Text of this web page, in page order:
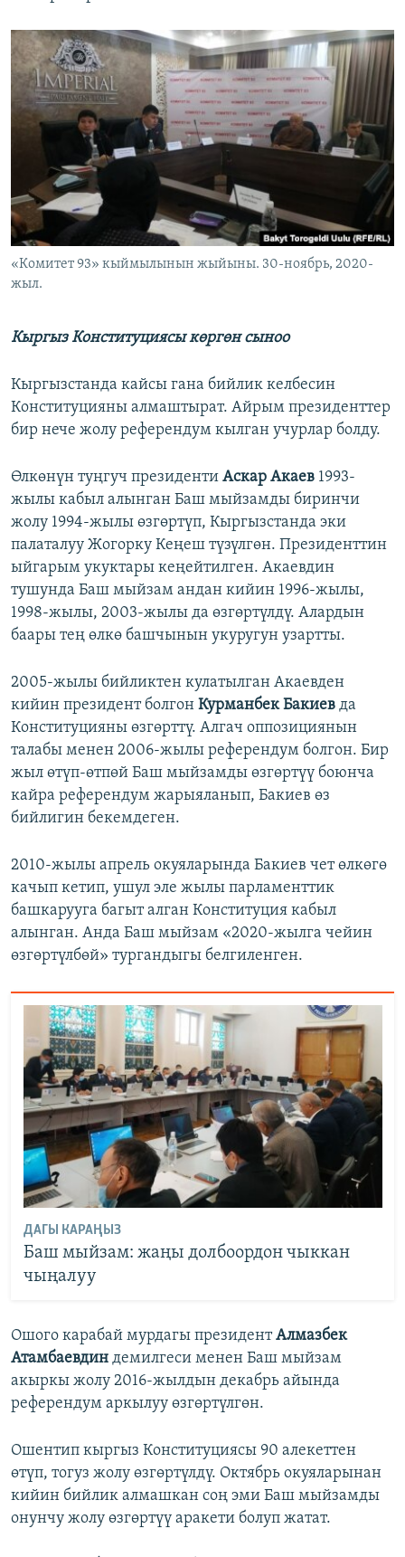
«Комитет 93» кыймылынын жыйыны. 30-ноябрь, 2020-
жыл.
Кыргыз Конституциясы көргөн сыноо
Кыргызстанда кайсы гана бийлик келбесин
Конституцияны алмаштырат. Айрым президенттер
бир нече жолу референдум кылган учурлар болду.
Өлкөнүн туңгуч президенти Аскар Акаев 1993-
жылы кабыл алынган Баш мыйзамды биринчи
жолу 1994-жылы өзгөртүп, Кыргызстанда эки
палаталуу Жогорку Кеңеш түзүлгөн. Президенттин
ыйгарым укуктары кеңейтилген. Акаевдин
тушунда Баш мыйзам андан кийин 1996-жылы,
1998-жылы, 2003-жылы да өзгөртүлдү. Алардын
баары тең өлкө башчынын укуругун узартты.
2005-жылы бийликтен кулатылган Акаевден
кийин президент болгон Курманбек Бакиев да
Конституцияны өзгөрттү. Алгач оппозициянын
талабы менен 2006-жылы референдум болгон. Бир
жыл өтүп-өтпөй Баш мыйзамды өзгөртүү боюнча
кайра референдум жарыяланып, Бакиев өз
бийлигин бекемдеген.
2010-жылы апрель окуяларында Бакиев чет өлкөгө
качып кетип, ушул эле жылы парламенттик
башкарууга багыт алган Конституция кабыл
алынган. Анда Баш мыйзам «2020-жылга чейин
өзгөртүлбөй» тургандыгы белгиленген.
ДАГЫ КАРАҢЫЗ
Баш мыйзам: жаңы долбоордон чыккан
чыңалуу
Ошого карабай мурдагы президентАлмазбек
Атамбаевдин демилгеси менен Баш мыйзам
акыркы жолу 2016-жылдын декабрь айында
референдум аркылуу өзгөртүлгөн.
Ошентип кыргыз Конституциясы 90 алекеттен
өтүп, тогуз жолу өзгөртүлдү. Октябрь окуяларынан
кийин бийлик алмашкан соң эми Баш мыйзамды
онунчу жолу өзгөртүү аракети болуп жатат.